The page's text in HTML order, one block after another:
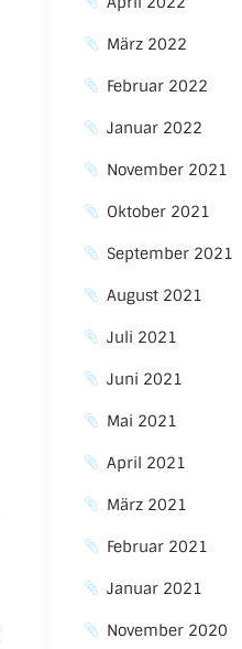
März 2022
Februar 2022
Januar 2022
November 2021
Oktober 2021
September 2021
August 2021
Juli 2021
Juni 2021
Mai 2021
April 2021
März 2021
Februar 2021
Januar 2021
November 2020